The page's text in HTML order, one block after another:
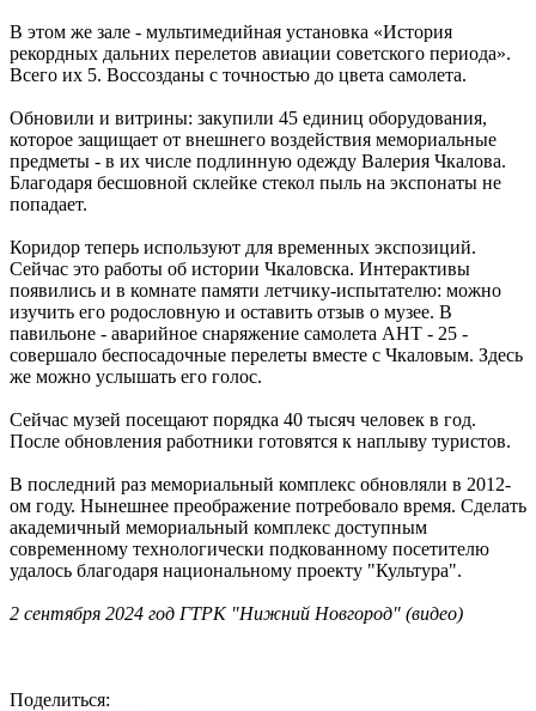
В этом же зале - мультимедийная установка «История
рекордных дальних перелетов авиации советского периода».
Всего их 5. Воссозданы с точностью до цвета самолета.
Обновили и витрины: закупили 45 единиц оборудования,
которое защищает от внешнего воздействия мемориальные
предметы - в их числе подлинную одежду Валерия Чкалова.
Благодаря бесшовной склейке стекол пыль на экспонаты не
попадает.
Коридор теперь используют для временных экспозиций.
Сейчас это работы об истории Чкаловска. Интерактивы
появились и в комнате памяти летчику-испытателю: можно
изучить его родословную и оставить отзыв о музее. В
павильоне - аварийное снаряжение самолета АНТ - 25 -
совершало беспосадочные перелеты вместе с Чкаловым. Здесь
же можно услышать его голос.
Сейчас музей посещают порядка 40 тысяч человек в год.
После обновления работники готовятся к наплыву туристов.
В последний раз мемориальный комплекс обновляли в 2012-
ом году. Нынешнее преображение потребовало время. Сделать
академичный мемориальный комплекс доступным
современному технологически подкованному посетителю
удалось благодаря национальному проекту "Культура".
2 сентября 2024 год ГТРК "Нижний Новгород" (видео)
Поделиться: